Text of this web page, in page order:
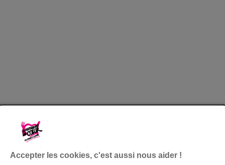
Accepter les cookies, c'est aussi nous aider !